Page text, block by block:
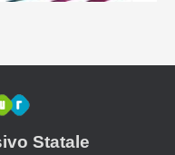
Statale